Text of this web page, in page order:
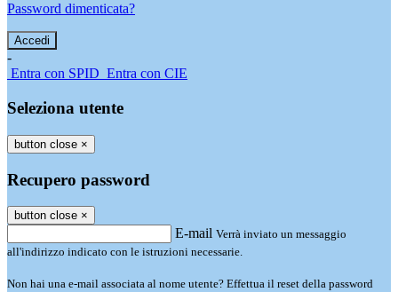
Password dimenticata?
-
Entra con SPID Entra con CIE
Seleziona utente
button close ×
Recupero password
button close ×
E-mail Verrà inviato un messaggio
all'indirizzo indicato con le istruzioni necessarie.
Non hai una e-mail associata al nome utente? Effettua il reset della password